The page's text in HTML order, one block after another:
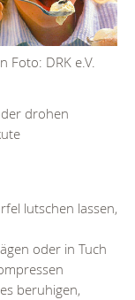
Foto: DRK e.V.
drohen
lutschen lassen,
oder in Tuch
beruhigen,